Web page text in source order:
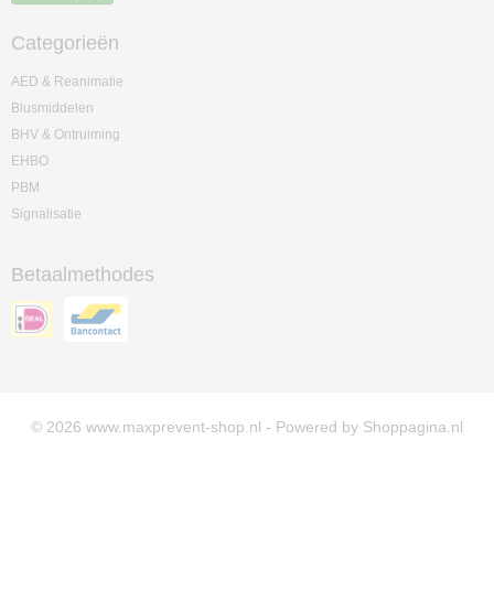
Categorieën
AED & Reanimatie
Blusmiddelen
BHV & Ontruiming
EHBO
PBM
Signalisatie
Betaalmethodes
© 2026 www.maxprevent-shop.nl - Powered by Shoppagina.nl